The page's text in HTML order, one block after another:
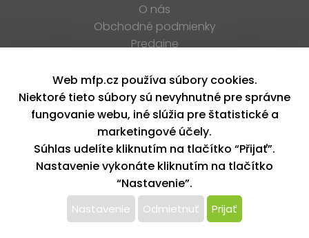
O nás
Obchodné podmienky
Predajne
K stiahnutiu
Blog
Kontakt
Kariéra
XML feed
Copyright © 2026, MFP paper s. r. o. | Všetky práva vyhradené
design by MFP
Tento web používa k poskytovaniu služieb,
Web mfp.cz používa súbory cookies.
Niektoré tieto súbory sú nevyhnutné pre správne
fungovanie webu, iné slúžia pre štatistické a
marketingové účely.
Súhlas udelíte kliknutím na tlačítko “Přijať”.
Nastavenie vykonáte kliknutím na tlačítko
“Nastavenie”.
Nastavenie Odmietnuť Prijať